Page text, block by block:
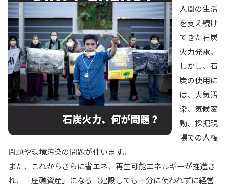
人間の生活
を支え続け
てきた石炭
火力発電。
しかし、石
炭の使用に
は、大気汚
染、気候変
動、採掘現
場での人権
問題や環境汚染の問題が伴います。
また、これからさらに省エネ、再生可能エネルギーが推進さ
れ、「座礁資産」になる（建設しても十分に使われずに経営